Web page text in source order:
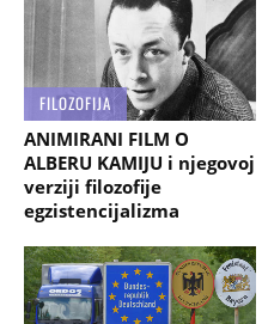
FILOZOFIJA
ANIMIRANI FILM O
ALBERU KAMIJU i njegovoj
verziji filozofije
egzistencijalizma